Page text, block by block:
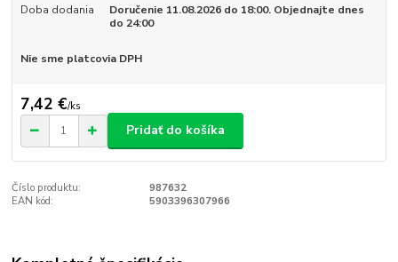
Doba dodania
Doručenie 11.08.2026 do 18:00. Objednajte dnes
do 24:00
Nie sme platcovia DPH
7,42 €/ks
Pridať do košíka
Číslo produktu:
987632
EAN kód:
5903396307966